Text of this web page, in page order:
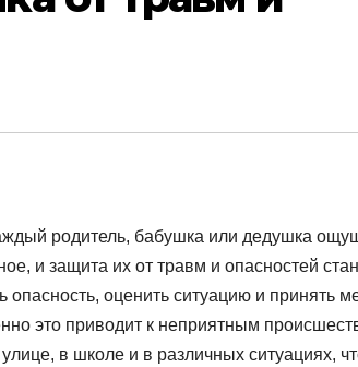
родитель, бабушка или дедушка
и защита их от травм и опасностей
опасность, оценить ситуацию и принять
это приводит к неприятным
в школе и в различных ситуациях,